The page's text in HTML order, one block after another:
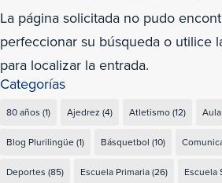
La página solicitada no pudo
perfeccionar su búsqueda o utilice
para localizar la entrada.
Categorías
80 años (1) Ajedrez (4) Atletismo(12)
Blog Plurilingüe(1) Básquetbol (10)
Deportes (85) Escuela Primaria(26) Escuela